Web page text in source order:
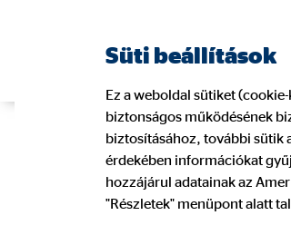
Legyél
Süti beállítások
Ez a weboldal sütiket
biztonságos működésének
biztosításához, további sütik
érdekében információkat
hozzájárul adatainak az
"Részletek" menüpont alatt